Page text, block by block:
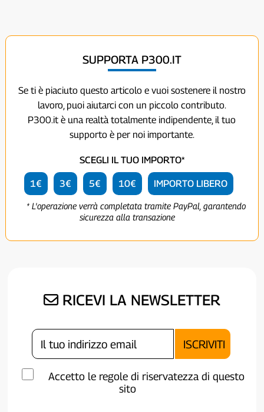
SUPPORTA P300.IT
Se ti è piaciuto questo articolo e vuoi sostenere il nostro
lavoro, puoi aiutarci con un piccolo contributo.
P300.it è una realtà totalmente indipendente, il tuo
supporto è per noi importante.
SCEGLI IL TUO IMPORTO*
1€ 3€ 5€ 10€ IMPORTO LIBERO
* L'operazione verrà completata tramite PayPal, garantendo
sicurezza alla transazione
RICEVI LA NEWSLETTER
Accetto le regole di riservatezza di questo
sito